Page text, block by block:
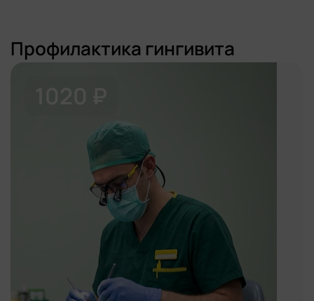
Профилактика гингивита